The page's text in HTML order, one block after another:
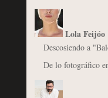
Lola Feijóo
Descosiendo a
De lo fotográfico